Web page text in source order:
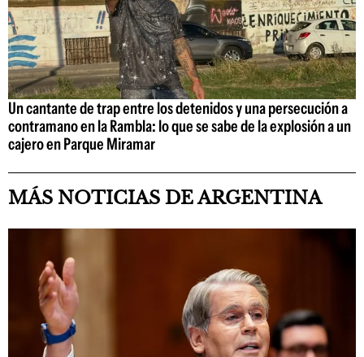
Un cantante de trap entre los detenidos y una persecución a
contramano en la Rambla: lo que se sabe de la explosión a un
cajero en Parque Miramar
MÁS NOTICIAS DE ARGENTINA